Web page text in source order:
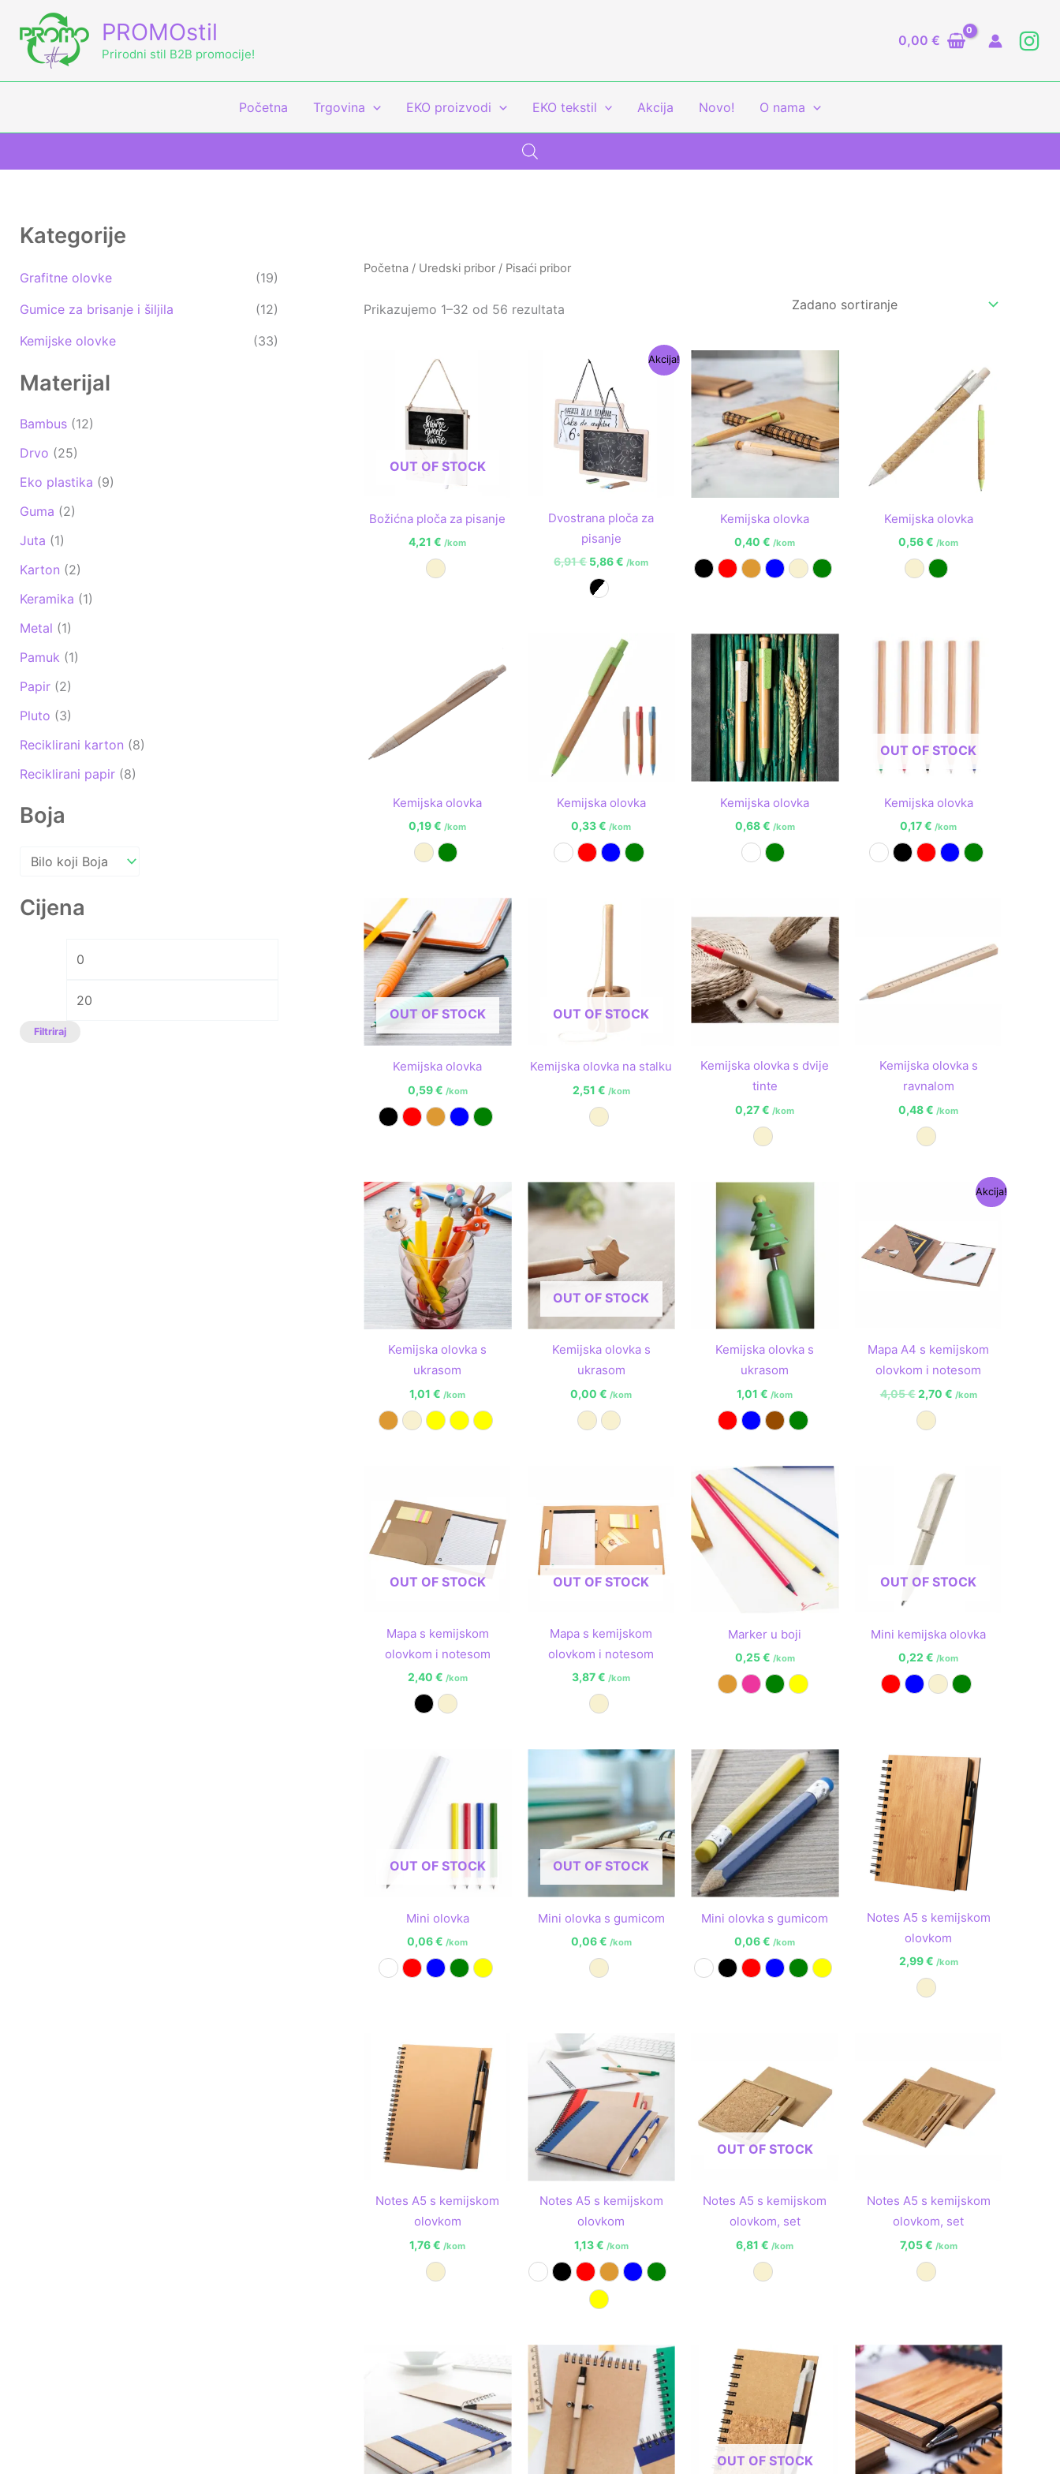
content
PROMOstil
Prirodni stil B2B promocije!
0,00 €
Početna Trgovina EKO proizvodi EKO tekstil Akcija Novo! O nama
Kategorije
Grafitne olovke
(19)
Gumice za brisanje i šiljila
(12)
Kemijske olovke
(33)
Materijal
Bambus (12)
Drvo (25)
Eko plastika (9)
Guma (2)
Juta (1)
Karton (2)
Keramika (1)
Metal (1)
Pamuk (1)
Papir (2)
Pluto (3)
Reciklirani karton (8)
Reciklirani papir (8)
Boja
Cijena
i
n
e
c
j
Filtriraj
Početna / Uredski pribor / Pisaći pribor
Prikazujemo 1–32 od 56 rezultata
OUT OF STOCK
Božićna ploča za pisanje
4,21€ /kom
Prirodna
Akcija!
Dvostrana ploča za
pisanje
6,91€
Izvorna
cijena
bila
je:
6,91 €.
5,86€
Trenutna
cijena
/kom
Bijelo-crna
Kemijska olovka
0,40€ /kom
CrnaCrvenaNarančasta
PlavaPrirodna
Zelena
Kemijska olovka
0,56€ /kom
Prirodna
Zelena
Kemijska olovka
0,19€ /kom
Prirodna
Zelena
Kemijska olovka
0,33€ /kom
BijelaCrvena
PlavaZelena
Kemijska olovka
0,68€ /kom
BijelaZelena
OUT OF STOCK
Kemijska olovka
0,17€ /kom
BijelaCrnaCrvena
PlavaZelena
OUT OF STOCK
Kemijska olovka
0,59€ /kom
CrnaCrvenaNarančasta
PlavaZelena
OUT OF STOCK
Kemijska olovka na stalku
2,51 € /kom
Prirodna
Kemijska olovka s dvije
tinte
0,27€ /kom
Prirodna
Kemijska olovka s
ravnalom
0,48€ /kom
Prirodna
Kemijska olovka s
ukrasom
1,01€ /kom
Narančasta
Prirodna
Žuta CŽuta DŽuta E
OUT OF STOCK
Kemijska olovka s
ukrasom
0,00€ /kom
Prirodna A
Prirodna B
Kemijska olovka s
ukrasom
1,01€ /kom
Crvena
PlavaSmeđaZelena
Akcija!
Mapa A4 s kemijskom
olovkom i notesom
4,05€
je:
4,05 €.
2,70 €
Trenutna
cijena
/kom
Prirodna
OUT OF STOCK
Mapa s kemijskom
olovkom i notesom
2,40 € /kom
CrnaPrirodna
OUT OF STOCK
Mapa s kemijskom
olovkom i notesom
3,87€ /kom
Prirodna
Marker u boji
0,25€ /kom
Narančasta
RozaZelenaŽuta
OUT OF STOCK
Mini kemijska olovka
0,22€ /kom
Crvena
PlavaPrirodna
Zelena
OUT OF STOCK
Mini olovka
0,06€ /kom
BijelaCrvena
PlavaZelenaŽuta
OUT OF STOCK
Mini olovka s gumicom
0,06€ /kom
Prirodna
Mini olovka s gumicom
0,06€ /kom
BijelaCrnaCrvena
PlavaZelenaŽuta
Notes A5 s kemijskom
olovkom
2,99€ /kom
Prirodna
Notes A5 s kemijskom
olovkom
1,76€ /kom
Prirodna
Notes A5 s kemijskom
olovkom
1,13€ /kom
BijelaCrnaCrvenaNarančasta
PlavaZelena
Žuta
OUT OF STOCK
Notes A5 s kemijskom
olovkom, set
6,81€ /kom
Prirodna
Notes A5 s kemijskom
olovkom, set
7,05€ /kom
Prirodna
OUT OF STOCK